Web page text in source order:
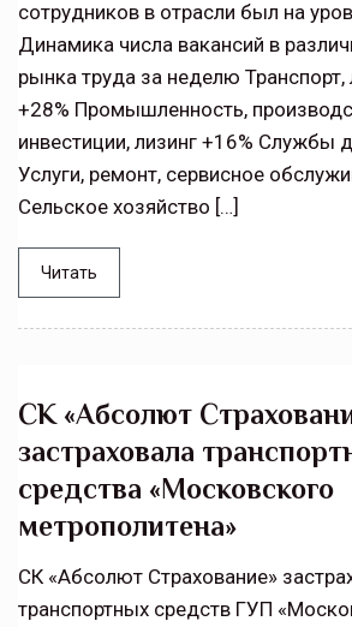
сотрудников в отрасли был на
Динамика числа вакансий в
рынка труда за неделю Транспорт,
+28% Промышленность,
инвестиции, лизинг +16% Службы
Услуги, ремонт, сервисное
Сельское хозяйство […]
Читать
СК «Абсолют
застраховала
средства «Московского
метрополитена»
СК «Абсолют Страхование»
транспортных средств ГУП